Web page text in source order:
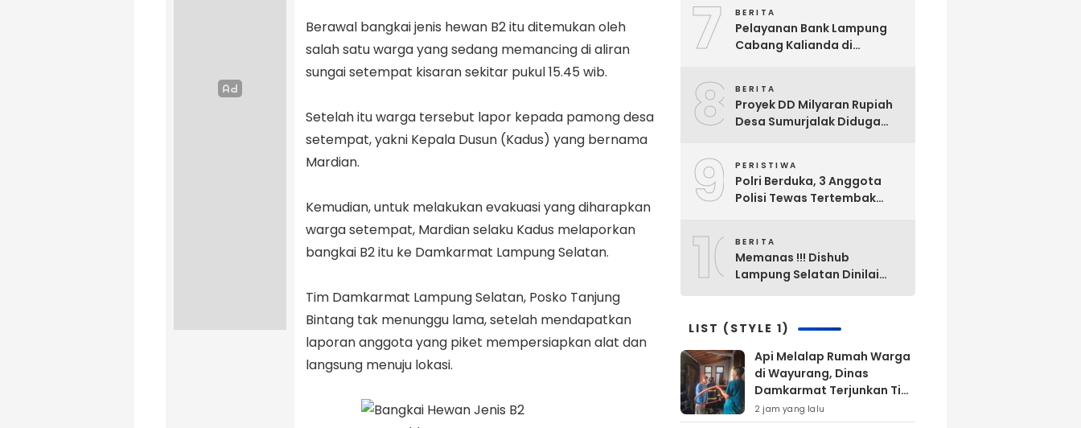
‎Berawal bangkai jenis hewan B2 itu ditemukan oleh
salah satu warga yang sedang memancing di aliran
sungai setempat kisaran sekitar pukul 15.45 wib.
‎Setelah itu warga tersebut lapor kepada pamong desa
setempat, yakni Kepala Dusun (Kadus) yang bernama
Mardian.
‎Kemudian, untuk melakukan evakuasi yang diharapkan
warga setempat, Mardian selaku Kadus melaporkan
bangkai B2 itu ke Damkarmat Lampung Selatan.
‎Tim Damkarmat Lampung Selatan, Posko Tanjung
Bintang tak menunggu lama, setelah mendapatkan
laporan anggota yang piket mempersiapkan alat dan
langsung menuju lokasi.
Pandangan Sekjen Palu
Lampung : Dinas PMD dan
Inspektorat Kurang Tegas
7 BERITA
Pelayanan Bank Lampung
Cabang Kalianda di
Pelayanan Bank Lampung
Buruk !!
8 BERITA
Proyek DD Milyaran Rupiah
Desa Sumurjalak Diduga
9 PERISTIWA
Polri Berduka, 3 Anggota
Polisi Tewas Tertembak
10BERITA
Memanas !!! Dishub
Lampung Selatan Dinilai
Lama Diganti Yang Baru
Jelas
LIST (STYLE 1)
Api Melalap Rumah Warga
di Wayurang, Dinas
Damkarmat Terjunkan Tim
Untuk Memadamkan Api
2 jam yang lalu